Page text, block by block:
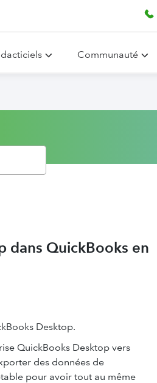
Communauté
dans QuickBooks en
Desktop.
QuickBooks Desktop vers
des données de
pour avoir tout au même